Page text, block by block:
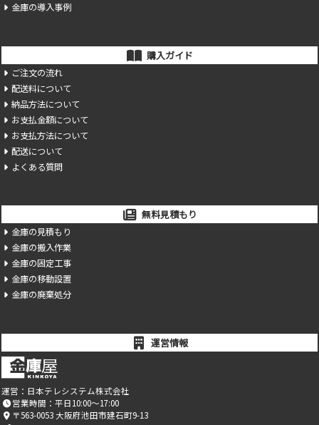
運営情報
運営： 日本テレシステム株式会社
営業時間：平日10:00～17:00
〒563-0053 大阪府池田市建石町9-13
金庫の導入事例
購入ガイド
ご注文の流れ
配送料について
納品方法について
お支払金額について
お支払方法について
配送について
よくある質問
無料見積もり
金庫の見積もり
金庫の搬入作業
金庫の固定工事
金庫の移動設置
金庫の廃棄処分